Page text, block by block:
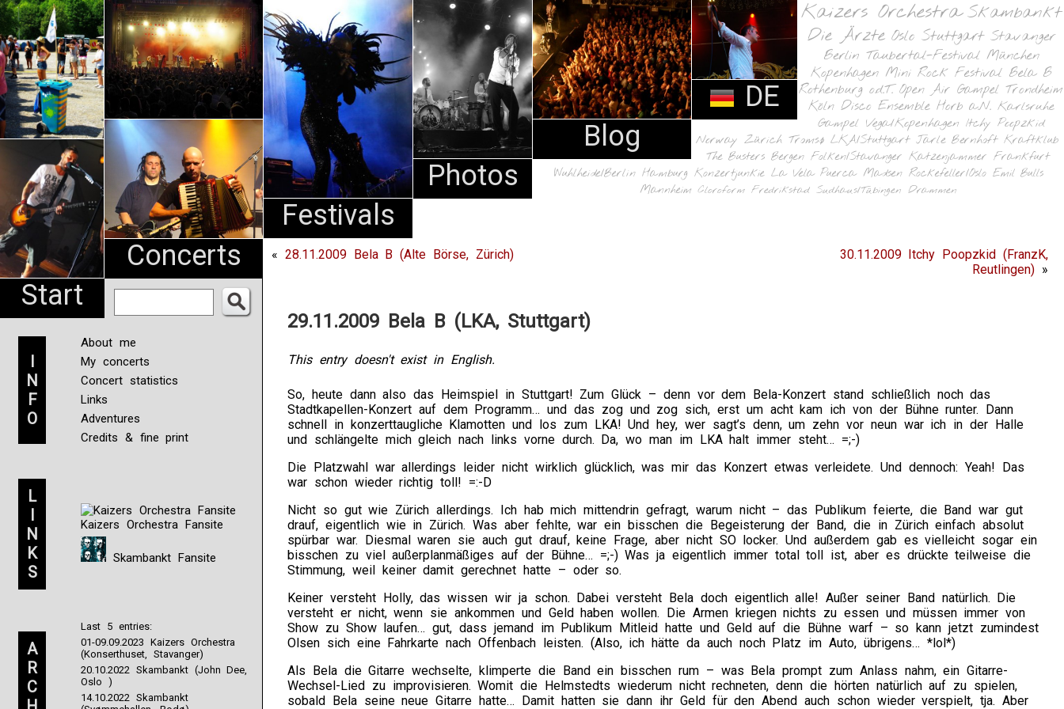
Start
Concerts
Festivals
Photos
Blog
DE
An
Pharma
NL
Kaizers Orchestra Skambankt
Die Ärzte Oslo Stuttgart Stavanger
Berlin Taubertal-Festival München
Kopenhagen Mini Rock Festival Bela B
Rothenburg o.d.T. Open Air Gampel Trondheim
Köln Disco Ensemble Horb a.N. Karlsruhe
Gampel Vega/Kopenhagen Itchy Poopzkid
Norway Zürich Tromsø LKA/Stuttgart Jarle Bernhoft Kraftklub
The Busters Bergen Folken/Stavanger Katzenjammer Frankfurt
Wuhlheide/Berlin Hamburg Konzertjunkie La Vela Puerca Madsen Rockefeller/Oslo Emil Bulls
Mannheim Cloroform Fredrikstad Sudhaus/Tübingen Drammen
I
N
F
O
About me
My concerts
Concert statistics
Links
Adventures
Credits & fine print
L
I
N
K
S
Kaizers Orchestra Fansite
Skambankt Fansite
A
R
C
Last 5 entries:
01-09.09.2023 Kaizers Orchestra
(Konserthuset, Stavanger)
20.10.2022 Skambankt (John Dee,
Oslo )
14.10.2022 Skambankt
« 28.11.2009 Bela B (Alte Börse, Zürich)
30.11.2009 Itchy Poopzkid (FranzK,
Reutlingen) »
29.11.2009 Bela B (LKA, Stuttgart)
This entry doesn't exist in English.
So, heute dann also das Heimspiel in Stuttgart! Zum Glück – denn vor dem Bela-Konzert stand schließlich noch das
Stadtkapellen-Konzert auf dem Programm… und das zog und zog sich, erst um acht kam ich von der Bühne runter. Dann
schnell in konzerttaugliche Klamotten und los zum LKA! Und hey, wer sagt’s denn, um zehn vor neun war ich in der Halle
und schlängelte mich gleich nach links vorne durch. Da, wo man im LKA halt immer steht… =;-)
Die Platzwahl war allerdings leider nicht wirklich glücklich, was mir das Konzert etwas verleidete. Und dennoch: Yeah! Das
war schon wieder richtig toll! =:-D
Nicht so gut wie Zürich allerdings. Ich hab mich mittendrin gefragt, warum nicht – das Publikum feierte, die Band war gut
drauf, eigentlich wie in Zürich. Was aber fehlte, war ein bisschen die Begeisterung der Band, die in Zürich einfach absolut
spürbar war. Diesmal waren sie auch gut drauf, keine Frage, aber nicht SO locker. Und außerdem gab es vielleicht sogar ein
bisschen zu viel außerplanmäßiges auf der Bühne… =;-) Was ja eigentlich immer total toll ist, aber es drückte teilweise die
Stimmung, weil keiner damit gerechnet hatte – oder so.
Keiner versteht Holly, das wissen wir ja schon. Dabei versteht Bela doch eigentlich alle! Außer seiner Band natürlich. Die
versteht er nicht, wenn sie ankommen und Geld haben wollen. Die Armen kriegen nichts zu essen und müssen immer von
Show zu Show laufen… gut, dass jemand im Publikum Mitleid hatte und Geld auf die Bühne warf – so kann jetzt zumindest
Olsen sich eine Fahrkarte nach Offenbach leisten. (Also, ich hätte da auch noch Platz im Auto, übrigens… *lol*)
Als Bela die Gitarre wechselte, klimperte die Band ein bisschen rum – was Bela prompt zum Anlass nahm, ein Gitarre-
Wechsel-Lied zu improvisieren. Womit die Helmstedts wiederum nicht rechneten, denn die hörten natürlich auf zu spielen,
sobald Bela seine neue Gitarre hatte… Damit hatten sie dann ihr Geld für den Abend auch schon wieder verspielt, tja. Aber